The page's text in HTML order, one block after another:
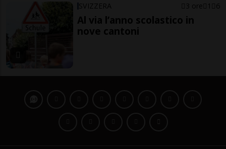
SVIZZERA 3 ore 1 6
Al via l’anno scolastico in
nove cantoni